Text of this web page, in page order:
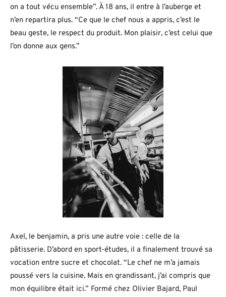
on a tout vécu ensemble”. À 18 ans, il entre à l’auberge et
n’en repartira plus. “Ce que le chef nous a appris, c’est le
beau geste, le respect du produit. Mon plaisir, c’est celui que
l’on donne aux gens.”
Axel, le benjamin, a pris une autre voie : celle de la
pâtisserie. D’abord en sport-études, il a finalement trouvé sa
vocation entre sucre et chocolat. “Le chef ne m’a jamais
poussé vers la cuisine. Mais en grandissant, j’ai compris que
mon équilibre était ici.” Formé chez Olivier Bajard, Paul